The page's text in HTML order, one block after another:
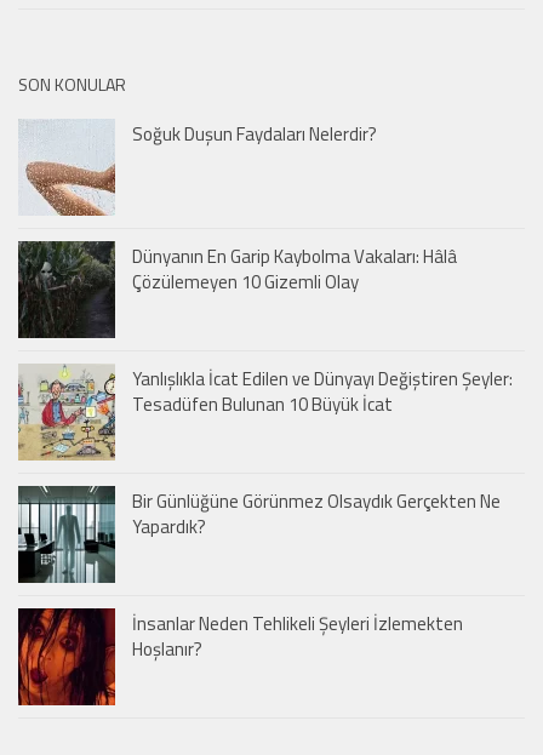
SON KONULAR
Soğuk Duşun Faydaları Nelerdir?
Dünyanın En Garip Kaybolma Vakaları: Hâlâ
Çözülemeyen 10 Gizemli Olay
Yanlışlıkla İcat Edilen ve Dünyayı Değiştiren Şeyler:
Tesadüfen Bulunan 10 Büyük İcat
Bir Günlüğüne Görünmez Olsaydık Gerçekten Ne
Yapardık?
İnsanlar Neden Tehlikeli Şeyleri İzlemekten
Hoşlanır?